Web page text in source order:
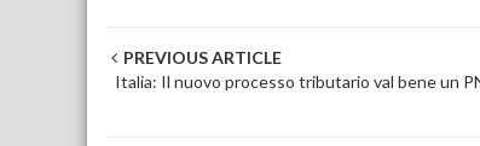
Post navigation
PREVIOUS ARTICLE
Italia: Il nuovo processo tributario val bene un